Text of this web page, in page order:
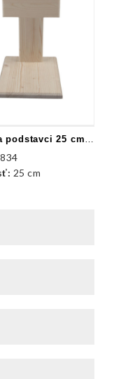
Kríž na podstavci 25 cm /drevené /prírod.
25 cm